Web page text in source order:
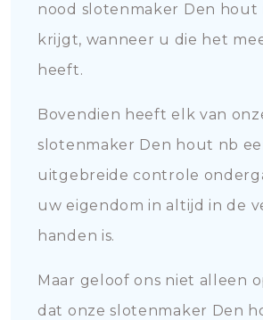
nood slotenmaker Den hout
krijgt, wanneer u die het
heeft.
Bovendien heeft elk van
slotenmaker Den hout nb
uitgebreide controle
uw eigendom in altijd in de
handen is.
Maar geloof ons niet alleen
dat onze slotenmaker Den